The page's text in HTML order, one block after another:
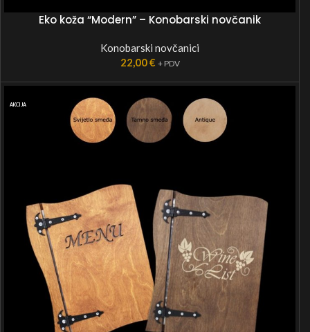
Eko koža “Modern” – Konobarski novčanik
Konobarski novčanici
22,00€ + PDV
AKCIJA